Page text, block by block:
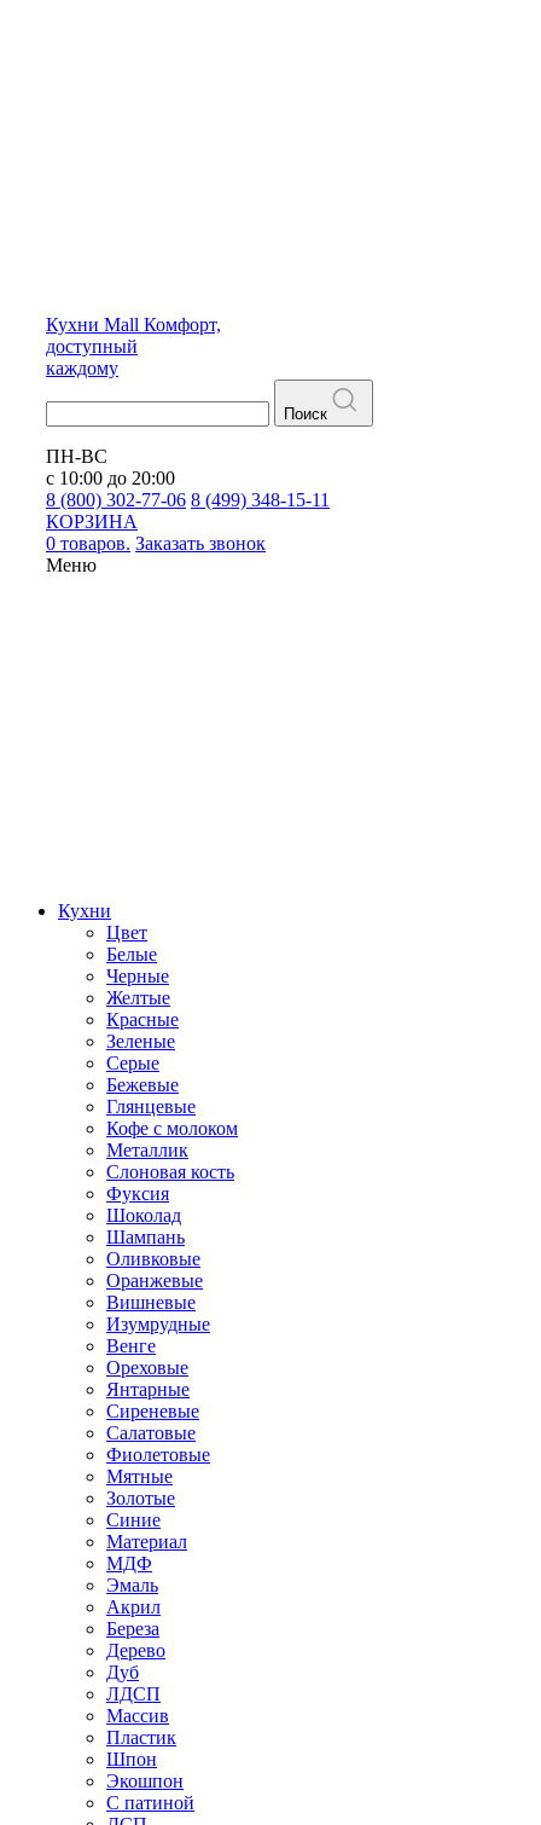
Кухни Mall Комфорт,
доступный
каждому
Поиск
ПН-ВС
с 10:00 до 20:00
8 (800) 302-77-06 8 (499) 348-15-11
КОРЗИНА
0 товаров. Заказать звонок
Меню
Кухни
Цвет
Белые
Черные
Желтые
Красные
Зеленые
Серые
Бежевые
Глянцевые
Кофе с молоком
Металлик
Слоновая кость
Фуксия
Шоколад
Шампань
Оливковые
Оранжевые
Вишневые
Изумрудные
Венге
Ореховые
Янтарные
Сиреневые
Салатовые
Фиолетовые
Мятные
Золотые
Синие
Материал
МДФ
Эмаль
Акрил
Береза
Дерево
Дуб
ЛДСП
Массив
Пластик
Шпон
Экошпон
С патиной